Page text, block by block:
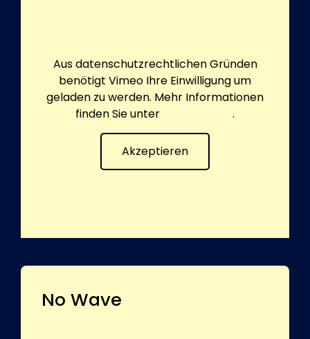
Aus datenschutzrechtlichen Gründen
benötigt Vimeo Ihre Einwilligung um
geladen zu werden. Mehr Informationen
finden Sie unter
.
Akzeptieren
No Wave